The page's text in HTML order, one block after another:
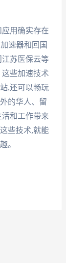
用确实存在
速器和回国
苏医保云等
些加速技术
,还可以畅玩
的华人、留
和工作带来
些技术,就能
。